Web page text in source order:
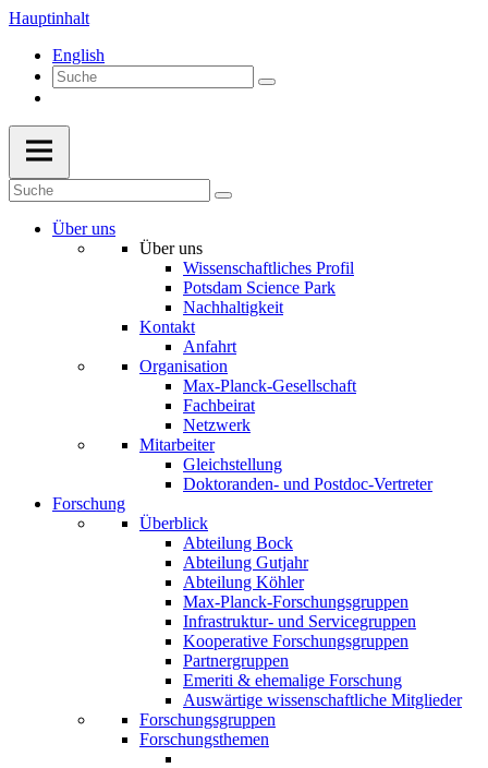
Hauptinhalt
English
Über uns
Über uns
Wissenschaftliches Profil
Potsdam Science Park
Nachhaltigkeit
Kontakt
Anfahrt
Organisation
Max-Planck-Gesellschaft
Fachbeirat
Netzwerk
Mitarbeiter
Gleichstellung
Doktoranden- und Postdoc-Vertreter
Forschung
Überblick
Abteilung Bock
Abteilung Gutjahr
Abteilung Köhler
Max-Planck-Forschungsgruppen
Infrastruktur- und Servicegruppen
Kooperative Forschungsgruppen
Partnergruppen
Emeriti & ehemalige Forschung
Auswärtige wissenschaftliche Mitglieder
Forschungsgruppen
Forschungsthemen